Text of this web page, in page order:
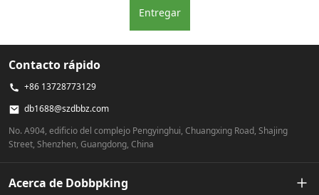
Entregar
Contacto rápido
+86 13728773129
db1688@szdbbz.com
No. A904, edificio del complejo Pengyinghui, Chuangxing Road, Shajing
Street, Shenzhen, Guangdong, China
Acerca de Dobbpking